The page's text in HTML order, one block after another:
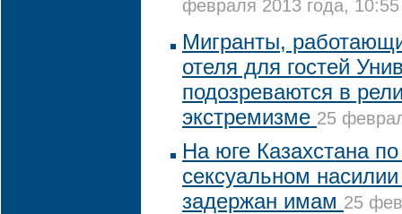
февраля 2013 года, 10:55
Мигранты,
отеля для гостей
подозреваются в
экстремизме 25
На юге Казахстана
сексуальном
задержан имам 25